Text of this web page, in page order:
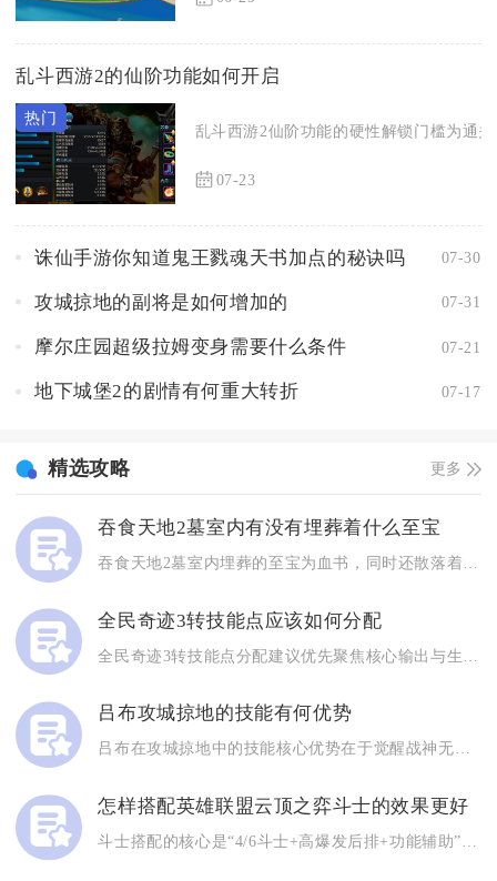
乱斗西游2的仙阶功能如何开启
乱斗西游2仙阶功能的硬性解锁门槛为通
07-23
诛仙手游你知道鬼王戮魂天书加点的秘诀吗 07-30
攻城掠地的副将是如何增加的 07-31
摩尔庄园超级拉姆变身需要什么条件 07-21
地下城堡2的剧情有何重大转折 07-17
精选攻略 更多
吞食天地2墓室内有没有埋葬着什么至宝
全民奇迹3转技能点应该如何分配
吕布攻城掠地的技能有何优势
怎样搭配英雄联盟云顶之弈斗士的效果更好